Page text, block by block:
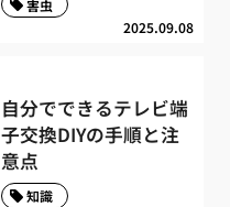
2025.09.08
害虫
自分でできるテレビ端
子交換DIYの手順と注
意点
知識